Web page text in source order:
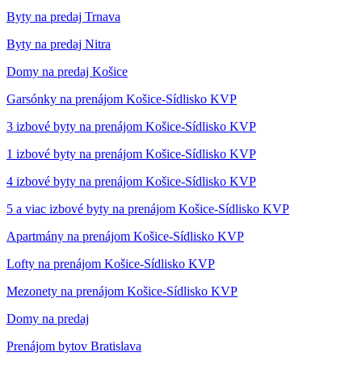
Byty na predaj Trnava
Byty na predaj Nitra
Domy na predaj Košice
Garsónky na prenájom Košice-Sídlisko KVP
3 izbové byty na prenájom Košice-Sídlisko KVP
1 izbové byty na prenájom Košice-Sídlisko KVP
4 izbové byty na prenájom Košice-Sídlisko KVP
5 a viac izbové byty na prenájom Košice-Sídlisko KVP
Apartmány na prenájom Košice-Sídlisko KVP
Lofty na prenájom Košice-Sídlisko KVP
Mezonety na prenájom Košice-Sídlisko KVP
Domy na predaj
Prenájom bytov Bratislava